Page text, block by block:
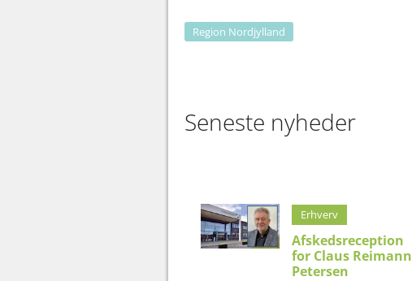
Region Nordjylland
Seneste nyheder
Erhverv
Afskedsreception
for Claus Reimann
Petersen